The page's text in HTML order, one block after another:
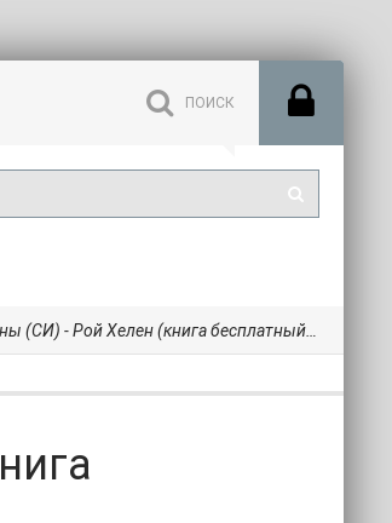
- Рой Хелен (книга бесплатный формат txt) 📗